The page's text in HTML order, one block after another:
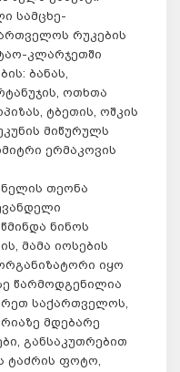
სამცხე-
რუკების
კლარჯეთში
ბანას,
ოთხთა
ტბეთის, ოშკის
მიწურულს
ერმაკოვის
თეონა
ნინოს
მამა იოსების
იყო
წარმოდგენილია
საქართველოს,
მდებარე
განსაკუთრებით
ტაძრის ფოტო,